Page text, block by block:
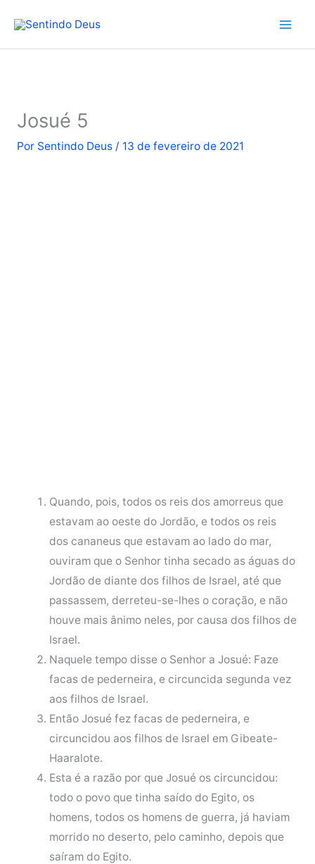
para
o
Josué 5
Por Sentindo Deus / 13 de fevereiro de 2021
Quando, pois, todos os reis dos amorreus que
estavam ao oeste do Jordão, e todos os reis
dos cananeus que estavam ao lado do mar,
ouviram que o Senhor tinha secado as águas do
Jordão de diante dos filhos de Israel, até que
passassem, derreteu-se-lhes o coração, e não
houve mais ânimo neles, por causa dos filhos de
Israel.
Naquele tempo disse o Senhor a Josué: Faze
facas de pederneira, e circuncida segunda vez
aos filhos de Israel.
Então Josué fez facas de pederneira, e
circuncidou aos filhos de Israel em Gibeate-
Haaralote.
Esta é a razão por que Josué os circuncidou:
todo o povo que tinha saído do Egito, os
homens, todos os homens de guerra, já haviam
morrido no deserto, pelo caminho, depois que
saíram do Egito.